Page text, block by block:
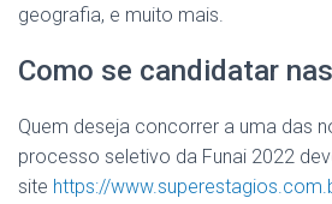
geografia, e muito mais.
Como se candidatar
Quem deseja concorrer a uma das
processo seletivo da Funai 2022
site https://